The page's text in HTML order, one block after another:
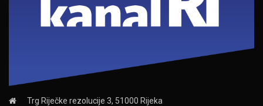
Trg Riječke rezolucije 3, 51000 Rijeka